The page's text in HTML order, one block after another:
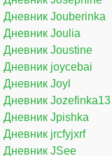
Дневник Jouberinka
Дневник Joulia
Дневник Joustine
Дневник joycebai
Дневник Joyl
Дневник Jozefinka13
Дневник Jpishka
Дневник jrcfyjxrf
Дневник JSee